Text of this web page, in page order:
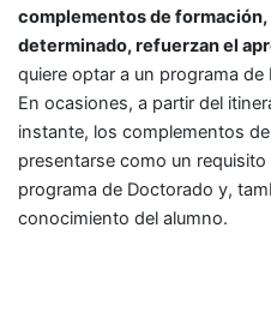
complementos de
determinado, refuerzan el
quiere optar a un programa
En ocasiones, a partir del
instante, los complementos
presentarse como un
programa de Doctorado y,
conocimiento del alumno.